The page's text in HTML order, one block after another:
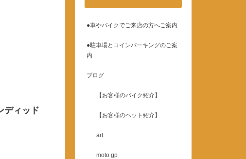
ィッド
●車やバイクでご来店の方へご案内
●駐車場とコインパーキングのご案
内
ブログ
【お客様のバイク紹介】
【お客様のペット紹介】
art
moto gp